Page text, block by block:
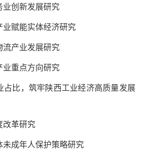
业创新发展研究
业赋能实体经济研究
流产业发展研究
业重点方向研究
占比，筑牢陕西工业经济高质量发展
改革研究
未成年人保护策略研究